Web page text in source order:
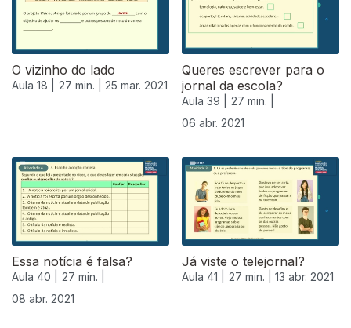
O vizinho do lado
Aula 18 | 27 min. | 25 mar. 2021
Queres escrever para o
jornal da escola?
Aula 39 |
27 min. |
06 abr. 2021
Essa notícia é falsa?
Aula 40 |
27 min. |
08 abr. 2021
Já viste o telejornal?
Aula 41 | 27 min. | 13 abr. 2021